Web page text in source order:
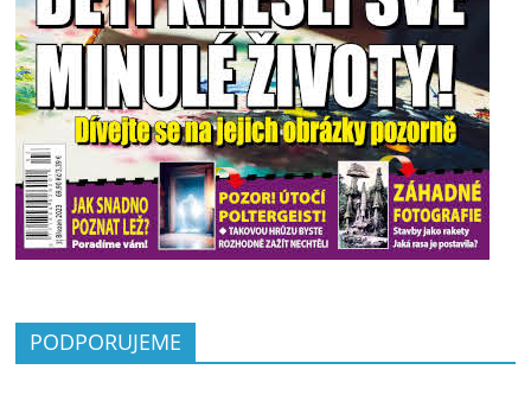
PODPORUJEME